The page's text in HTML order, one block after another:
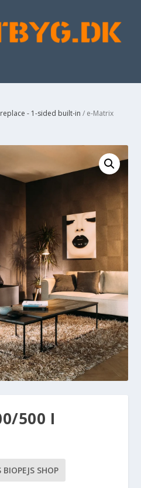
- 1-sided built-in / e-Matrix
500 I
SHOP